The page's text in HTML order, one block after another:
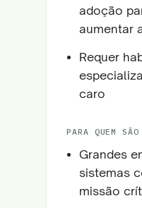
adoção
aumentar
Requer
caro
PARA QUEM SÃO
Grandes
sistemas
missão